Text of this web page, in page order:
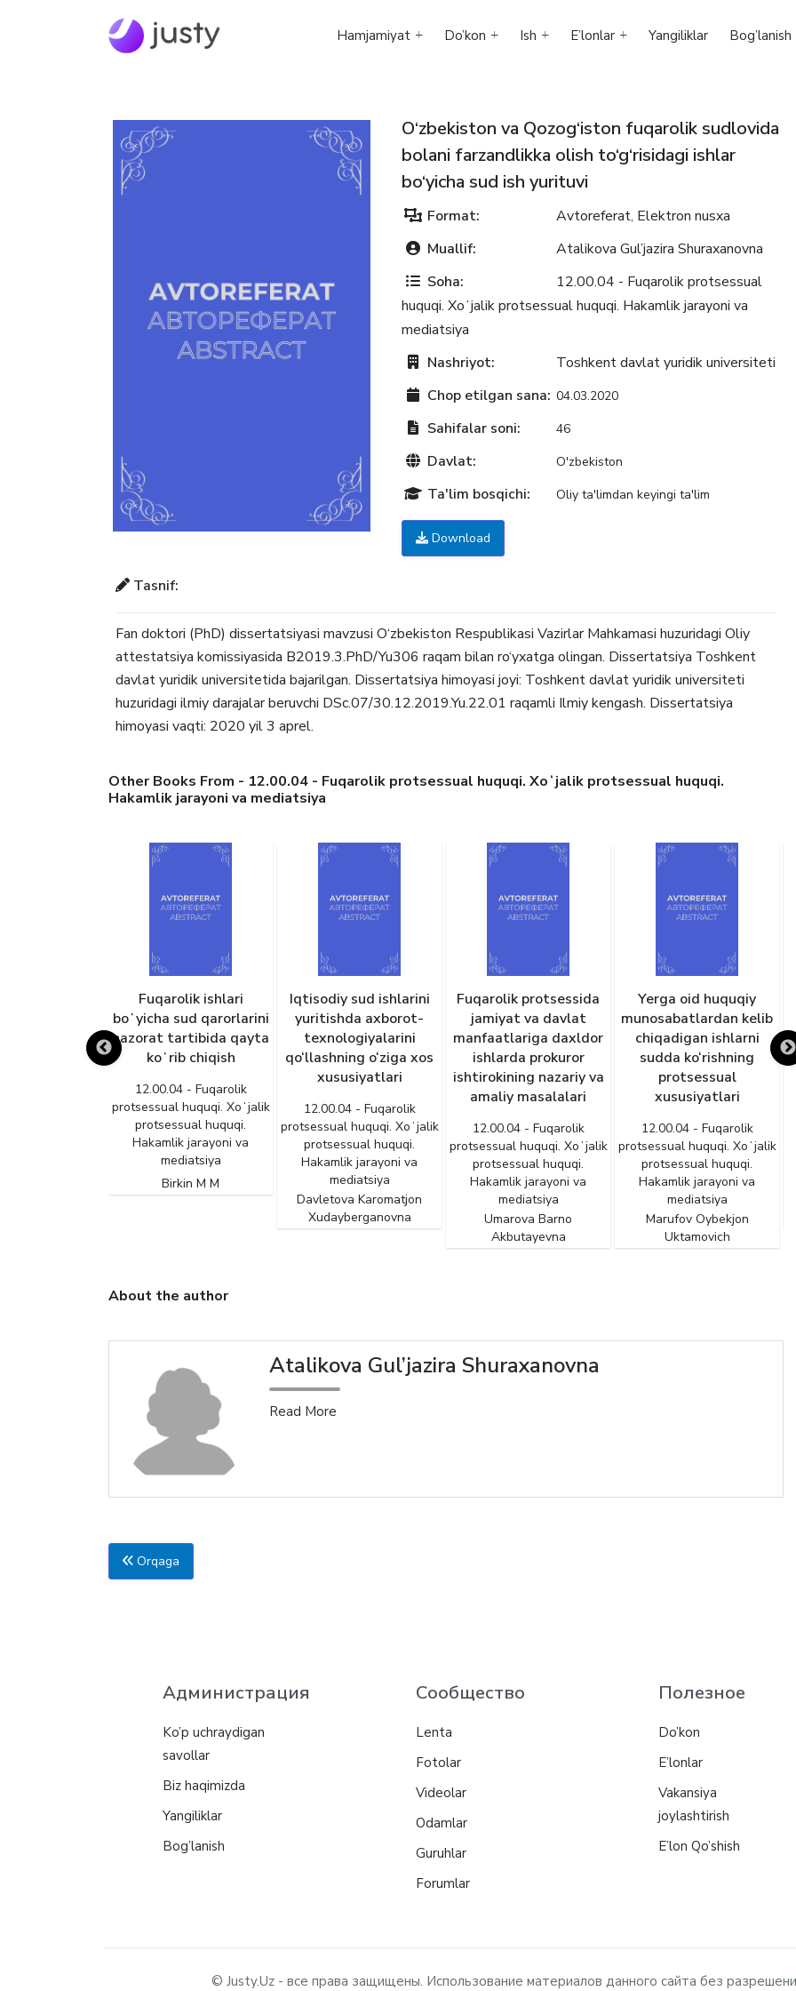
Hamjamiyat Do’kon Ish E’lonlar Yangiliklar Bog’lanish
O‘zbekiston va Qozog‘iston fuqarolik sudlovida
bolani farzandlikka olish to‘g‘risidagi ishlar
bo‘yicha sud ish yurituvi
Format: Avtoreferat, Elektron nusxa
Muallif:
Atalikova Gul’jazira Shuraxanovna
Soha:
12.00.04 - Fuqarolik protsessual
huquqi. Xoʻjalik protsessual huquqi. Hakamlik jarayoni va
mediatsiya
Nashriyot:
Toshkent davlat yuridik universiteti
Chop etilgan sana: 04.03.2020
Sahifalar soni: 46
Davlat: O'zbekiston
Ta'lim bosqichi: Oliy ta'limdan keyingi ta'lim
Download
Tasnif:
Fan doktori (PhD) dissertatsiyasi mavzusi O‘zbekiston Respublikasi Vazirlar Mahkamasi huzuridagi Oliy
attestatsiya komissiyasida B2019.3.PhD/Yu306 raqam bilan ro‘yxatga olingan. Dissertatsiya Toshkent
davlat yuridik universitetida bajarilgan. Dissertatsiya himoyasi joyi: Toshkent davlat yuridik universiteti
huzuridagi ilmiy darajalar beruvchi DSc.07/30.12.2019.Yu.22.01 raqamli Ilmiy kengash. Dissertatsiya
himoyasi vaqti: 2020 yil 3 aprel.
Other Books From - 12.00.04 - Fuqarolik protsessual huquqi. Xoʻjalik protsessual huquqi.
Hakamlik jarayoni va mediatsiya
Fuqarolik ishlari
boʻyicha sud qarorlarini
nazorat tartibida qayta
koʻrib chiqish
12.00.04 - Fuqarolik
protsessual huquqi. Xoʻjalik
protsessual huquqi.
Hakamlik jarayoni va
Iqtisodiy sud ishlarini
yuritishda axborot-
texnologiyalarini
qo‘llashning o‘ziga xos
12.00.04 - Fuqarolik
protsessual huquqi. Xoʻjalik
protsessual huquqi.
Hakamlik jarayoni va
Davletova Karomatjon
Xudayberganovna
Fuqarolik protsessida
jamiyat va davlat
manfaatlariga daxldor
ishlarda prokuror
ishtirokining nazariy va
amaliy masalalari
12.00.04 - Fuqarolik
protsessual huquqi. Xoʻjalik
protsessual huquqi.
Hakamlik jarayoni va
mediatsiya
Umarova Barno
Yerga oid huquqiy
munosabatlardan kelib
chiqadigan ishlarni
sudda ko‘rishning
protsessual
xususiyatlari
12.00.04 - Fuqarolik
protsessual huquqi. Xoʻjalik
protsessual huquqi.
Hakamlik jarayoni va
Marufov Oybekjon
Fuqarolik
alohida
ko‘riladigan
ayrim
protsessual
protsessual
Hakamlik
mediatsiya
Subxonov
Muhammad
About the author
Atalikova Gul’jazira Shuraxanovna
Read More
Orqaga
Администрация
Ko’p uchraydigan
savollar
Biz haqimizda
Yangiliklar
Bog’lanish
Сообщество
Lenta
Fotolar
Videolar
Odamlar
Guruhlar
Forumlar
Полезное
Do’kon
E’lonlar
Vakansiya
joylashtirish
E’lon Qo’shish
© Justy.Uz - все права защищены. Использование материалов данного сайта без